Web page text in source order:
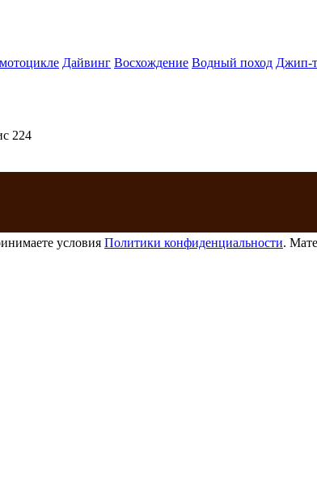
Дайвинг Восхождение Водный поход Джип-
224
условия Политики конфиденциальности.